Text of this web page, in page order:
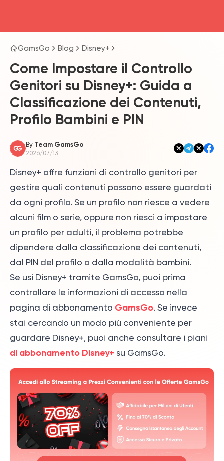
GamsGo Blog Disney+
Come Impostare il Controllo
Genitori su Disney+: Guida a
Classificazione dei Contenuti,
Profilo Bambini e PIN
By Team GamsGo
2026/07/13
Disney+ offre funzioni di controllo genitori per
gestire quali contenuti possono essere guardati
da ogni profilo. Se un profilo non riesce a vedere
alcuni film o serie, oppure non riesci a impostare
un profilo per adulti, il problema potrebbe
dipendere dalla classificazione dei contenuti,
dal PIN del profilo o dalla modalità bambini.
Se usi Disney+ tramite GamsGo, puoi prima
controllare le informazioni di accesso nella
pagina di abbonamento GamsGo. Se invece
stai cercando un modo più conveniente per
guardare Disney+, puoi anche consultare i piani
di abbonamento Disney+ su GamsGo.